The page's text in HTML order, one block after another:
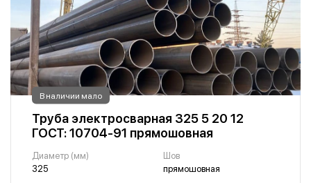
В наличии мало
Труба электросварная 325 5 20 12
ГОСТ: 10704-91 прямошовная
Диаметр (мм)
325
Шов
прямошовная